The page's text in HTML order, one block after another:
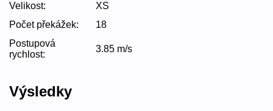
Velikost:
XS
Počet překážek:
18
Postupová
rychlost:
3.85 m/s
Výsledky